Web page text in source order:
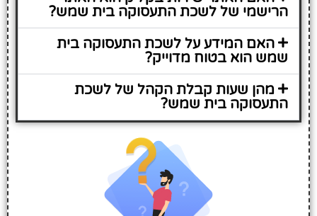
הרישמי של לשכת התעסוקה בית שמש?
האם המידע על לשכת התעסוקה בית
שמש הוא בטוח מדוייק?
מהן שעות קבלת הקהל של לשכת
התעסוקה בית שמש?